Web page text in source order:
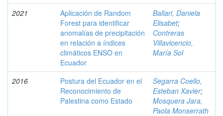
2021
Aplicación de Random
Forest para identificar
anomalías de precipitación
en relación a índices
climáticos ENSO en
Ecuador
Ballari, Daniela
Elisabet;
Contreras
Villavicencio,
María Sol
2016
Postura del Ecuador en el
Reconocimiento de
Palestina como Estado
Segarra Coello,
Esteban Xavier;
Mosquera Jara,
Paola Monserrath